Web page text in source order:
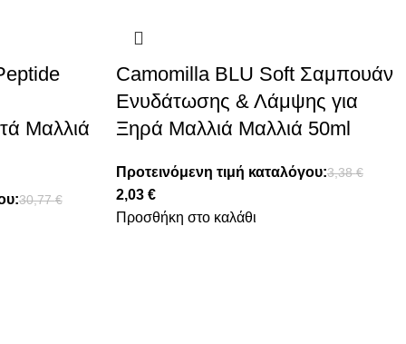
Μαλλιά
30,77€
Camomilla BLU Soft Σαμπουάν
Ενυδάτωσης & Λάμψης για
Ξηρά Μαλλιά Μαλλιά 50ml
Προτεινόμενη τιμή καταλόγου:3,38€
2,03 €
Προσθήκη στο καλάθι